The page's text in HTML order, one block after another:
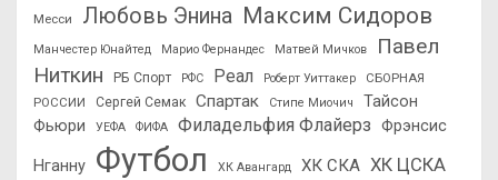
Месси
Любовь Энина Максим Сидоров
Манчестер Юнайтед Марио Фернандес Матвей Мичков
Павел
Ниткин
РБ Спорт РФС Реал Роберт Уиттакер
СБОРНАЯ
РОССИИ
Сергей Семак Спартак Стипе Миочич
Тайсон
Фьюри
УЕФА ФИФА Филадельфия Флайерз Фрэнсис
Нганну Футбол ХК Авангард ХК СКА ХК ЦСКА